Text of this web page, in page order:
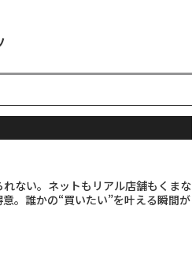
ない。ネットもリアル店舗もくまな
。誰かの“買いたい”を叶える瞬間が